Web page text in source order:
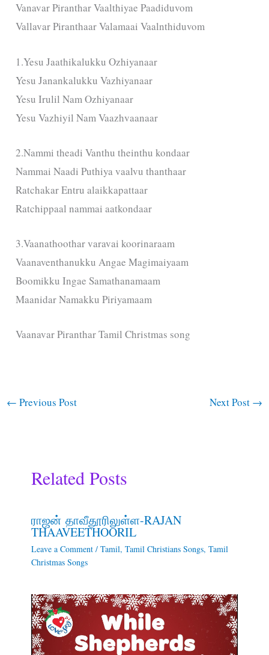
Vanavar Piranthar Vaalthiyae Paadiduvom
Vallavar Piranthaar Valamaai Vaalnthiduvom
1.Yesu Jaathikalukku Ozhiyanaar
Yesu Janankalukku Vazhiyanaar
Yesu Irulil Nam Ozhiyanaar
Yesu Vazhiyil Nam Vaazhvaanaar
2.Nammi theadi Vanthu theinthu kondaar
Nammai Naadi Puthiya vaalvu thanthaar
Ratchakar Entru alaikkapattaar
Ratchippaal nammai aatkondaar
3.Vaanathoothar varavai koorinaraam
Vaanaventhanukku Angae Magimaiyaam
Boomikku Ingae Samathanamaam
Maanidar Namakku Piriyamaam
Vaanavar Piranthar Tamil Christmas song
← Previous Post Next Post →
Related Posts
ராஜன் தாவீதூரிலுள்ள-RAJAN
THAAVEETHOORIL
Leave a Comment / Tamil, Tamil Christians Songs, Tamil
Christmas Songs